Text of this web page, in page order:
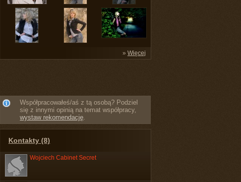
» Więcej
Współpracowałeś/aś z tą osobą? Podziel
się z innymi opinią na temat współpracy,
wystaw rekomendację.
Kontakty (8)
Wojciech Cabinet Secret